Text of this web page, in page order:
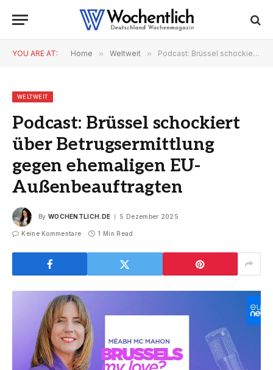
YOU ARE AT: Home » Weltweit » Podcast: Brüssel schockiert über Betrugsermittlung gegen ehemaligen EU-Außenbeauftragten
WELTWEIT
Podcast: Brüssel schockiert
über Betrugsermittlung
gegen ehemaligen EU-
Außenbeauftragten
By WOCHENTLICH.DE 5 Dezember 2025
Keine Kommentare 1 Min Read